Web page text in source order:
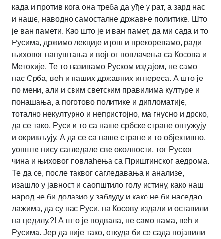
када и против кога она треба да уђе у рат, а зард нас
и наше, наводно самосталне државне политике. Што
је ван памети. Као што је и ван памет, да ми сада и то
Русима, држимо лекције и још и прекоревамо, ради
њиховог напуштања и војног повлачења са Косова и
Метохије. Те то називамо Руском издајом, не само
нас Срба, већ и наших државних интереса. А што је
по мени, али и свим светским правилима културе и
понашања, а поготово политике и дипломатије,
тотално некултурно и непристојно, ма гнусно и дрско,
да се тако, Руси и то са наше србске стране оптужују
и окривљују. А да се са наше стране и то објективно,
уопште нису сагледале све околности, тог Руског
чина и њиховог повлаћења са Приштинског аедрома.
Те да се, после таквог сагледавања и анализе,
изашло у јавност и саопштило голу истину, како наш
народ не би долазио у заблуду и како не би наседао
лажима, да су нас Руси, на Косову издали и оставили
на цедилу.?! А што је подвала, не само нама, већ и
Русима. Јер да није тако, откуда би се сада појавили